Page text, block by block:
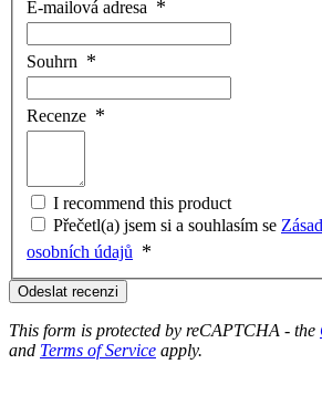
E-mailová adresa
Souhrn
Recenze
I recommend this product
Přečetl(a) jsem si a souhlasím se
osobních údajů
Odeslat recenzi
This form is protected by reCAPTCHA - the
and Terms of Service apply.